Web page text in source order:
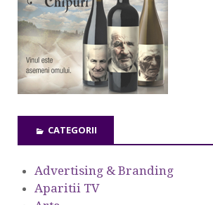
CATEGORII
Advertising & Branding
Aparitii TV